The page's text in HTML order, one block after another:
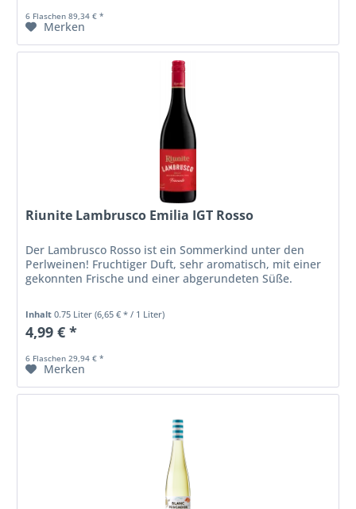
6 Flaschen 89,34 € *
Merken
Riunite Lambrusco Emilia IGT Rosso
Der Lambrusco Rosso ist ein Sommerkind unter den
Perlweinen! Fruchtiger Duft, sehr aromatisch, mit einer
gekonnten Frische und einer abgerundeten Süße.
Inhalt0.75 Liter(6,65 € * / 1 Liter)
4,99 € *
6 Flaschen 29,94 € *
Merken